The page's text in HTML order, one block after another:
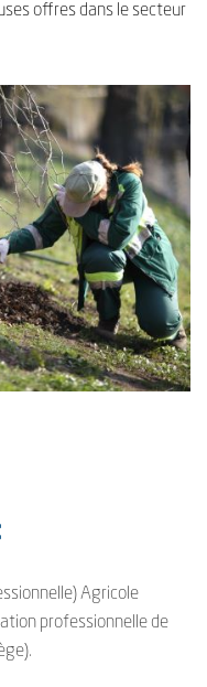
offres dans le secteur
Agricole
professionnelle de